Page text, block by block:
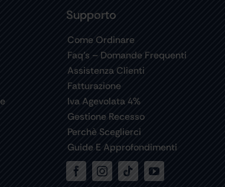
Supporto
Come Ordinare
Faq’s – Domande Frequenti
Assistenza Clienti
Fatturazione
Iva Agevolata 4%
Gestione Recesso
Perchè Sceglierci
Guide E Approfondimenti